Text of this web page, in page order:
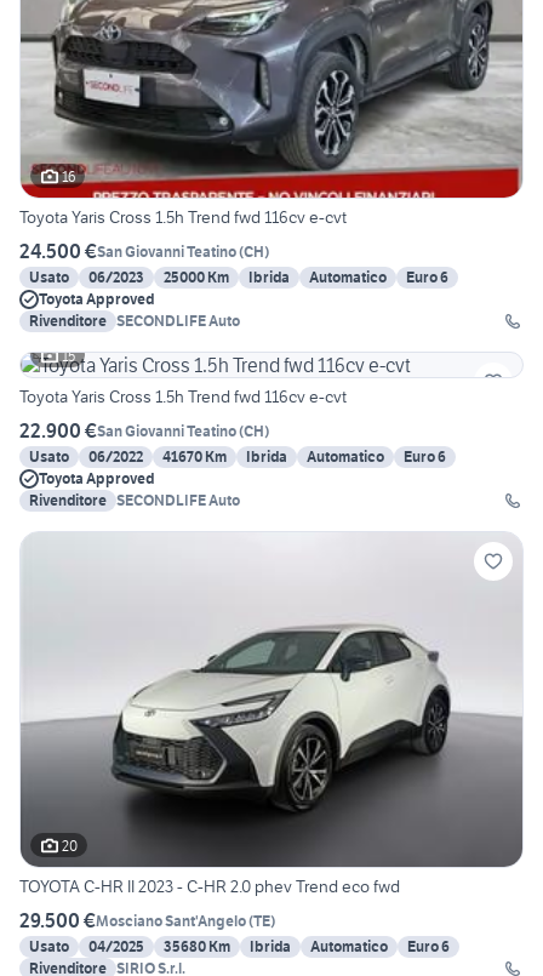
16
Toyota Yaris Cross 1.5h Trend fwd 116cv e-cvt
24.500 €San Giovanni Teatino(CH)
Usato
06/2023 25000 Km Ibrida Automatico
Euro 6
Toyota Approved
Rivenditore SECONDLIFE Auto
15
Toyota Yaris Cross 1.5h Trend fwd 116cv e-cvt
22.900 €San Giovanni Teatino(CH)
Usato
06/2022 41670 Km Ibrida Automatico
Euro 6
Toyota Approved
Rivenditore SECONDLIFE Auto
20
TOYOTA C-HR II 2023 - C-HR 2.0 phev Trend eco fwd
29.500 €Mosciano Sant'Angelo(TE)
Usato
04/2025 35680 Km Ibrida Automatico
Euro 6
Rivenditore SIRIO S.r.l.